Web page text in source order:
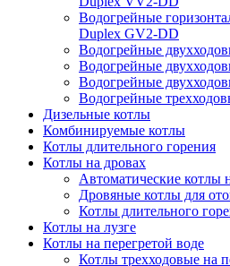
Водогрейные
Duplex GV2-DD
Водогрейные
Водогрейные
Водогрейные
Водогрейные
Дизельные котлы
Комбинируемые котлы
Котлы длительного горения
Котлы на дровах
Автоматические котлы
Дровяные котлы для
Котлы длительного
Котлы на лузге
Котлы на перегретой воде
Котлы трехходовые на